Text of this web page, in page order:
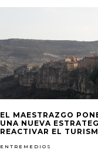
EL MAESTRAZGO
UNA NUEVA
REACTIVAR EL
ENTREMEDIOS